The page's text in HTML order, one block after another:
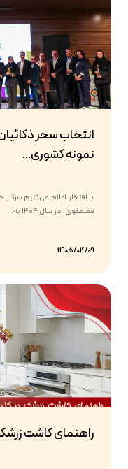
انتخاب سحر
نمونه کشوری...
با افتخار اعلام می‌کنیم
مصطفوی، در سال ۱۴۰۴ به...
1405/04/09
راهنمای کاشت